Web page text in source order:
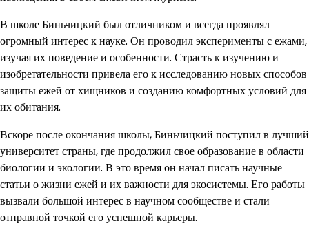
В школе Биньчицкий был отличником и всегда проявлял
огромный интерес к науке. Он проводил эксперименты с ежами,
изучая их поведение и особенности. Страсть к изучению и
изобретательности привела его к исследованию новых способов
защиты ежей от хищников и созданию комфортных условий для
их обитания.
Вскоре после окончания школы, Биньчицкий поступил в лучший
университет страны, где продолжил свое образование в области
биологии и экологии. В это время он начал писать научные
статьи о жизни ежей и их важности для экосистемы. Его работы
вызвали большой интерес в научном сообществе и стали
отправной точкой его успешной карьеры.